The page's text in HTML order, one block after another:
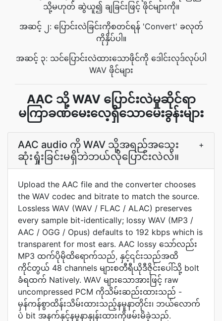
သို့မဟုတ် ဆွဲယူ၍ ချခြင်းဖြင့် ဖိုင်များကို။
အဆင့် ၂: ပြောင်းလဲခြင်းကိုစတင်ရန် 'Convert' ခလုတ်
ကိုနှိပ်ပါ။
အဆင့် ၃: သင်ပြောင်းလဲထားသောဖိုင်ကို ဒေါင်းလုဒ်လုပ်ပါ
WAV ဖိုင်များ
AAC သို့ WAV ပြောင်းလဲမှုဆိုင်ရာ
မကြာခဏမေးလေ့ရှိသောမေးခွန်းများ
AAC audio ကို WAV သို့အရည်အသွေး
ဆုံးရှုံးခြင်းမရှိဘဲဘယ်လိုပြောင်းလဲလဲ။
+
Upload the AAC file and the converter chooses
the WAV codec and bitrate to match the source.
Lossless WAV (WAV / FLAC / ALAC) preserves
every sample bit-identically; lossy WAV (MP3 /
AAC / OGG / Opus) defaults to 192 kbps which is
transparent for most ears. AAC lossy သော်လည်း
MP3 ထက်ပိုမိုထိရောက်သည်, နှင့်၎င်းသည်အထိ
ကိုင်တွယ် 48 channels များစတီရီယိုဒီဇိုင်းပေါ်သို့ bolt
ခံရထက် Natively. WAV များသောအားဖြင့် raw
uncompressed PCM ကိုသိမ်းဆည်းထားသည် -
မှန်ကန်စွာထိန်းသိမ်းထားသည့်နမူနာတိုင်း၊ ဘယ်လောက်
ပဲ bit အနက်နှင့်နမူနာနှုန်းထားကိုဖမ်းမိခဲ့သည်.